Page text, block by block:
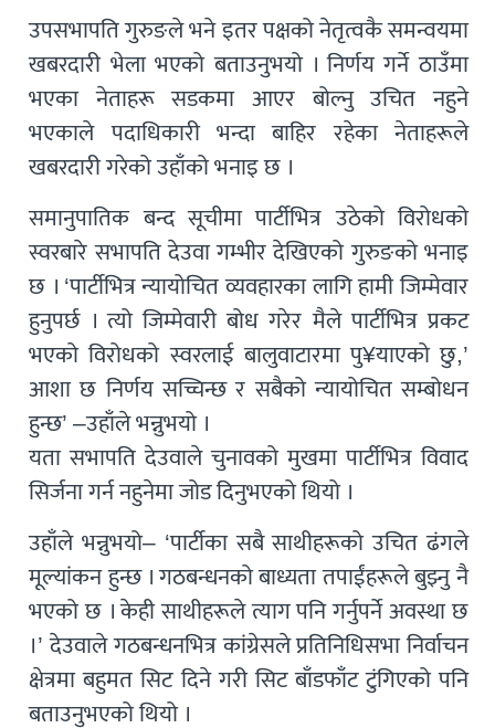
उपसभापति गुरुङले भने इतर पक्षको नेतृत्वकै समन्वयमा
खबरदारी भेला भएको बताउनुभयो । निर्णय गर्ने ठाउँमा
भएका नेताहरू सडकमा आएर बोल्नु उचित नहुने
भएकाले पदाधिकारी भन्दा बाहिर रहेका नेताहरूले
खबरदारी गरेको उहाँको भनाइ छ ।
समानुपातिक बन्द सूचीमा पार्टीभित्र उठेको विरोधको
स्वरबारे सभापति देउवा गम्भीर देखिएको गुरुङको भनाइ
छ । ‘पार्टीभित्र न्यायोचित व्यवहारका लागि हामी जिम्मेवार
हुनुपर्छ । त्यो जिम्मेवारी बोध गरेर मैले पार्टीभित्र प्रकट
भएको विरोधको स्वरलाई बालुवाटारमा पु¥याएको छु,’
आशा छ निर्णय सच्चिन्छ र सबैको न्यायोचित सम्बोधन
हुन्छ’ –उहाँले भन्नुभयो ।
यता सभापति देउवाले चुनावको मुखमा पार्टीभित्र विवाद
सिर्जना गर्न नहुनेमा जोड दिनुभएको थियो ।
उहाँले भन्नुभयो– ‘पार्टीका सबै साथीहरूको उचित ढंगले
मूल्यांकन हुन्छ । गठबन्धनको बाध्यता तपाईंहरूले बुझ्नु नै
भएको छ । केही साथीहरूले त्याग पनि गर्नुपर्ने अवस्था छ
।’ देउवाले गठबन्धनभित्र कांग्रेसले प्रतिनिधिसभा निर्वाचन
क्षेत्रमा बहुमत सिट दिने गरी सिट बाँडफाँट टुंगिएको पनि
बताउनुभएको थियो ।